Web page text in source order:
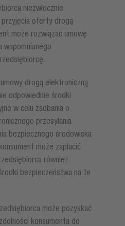
niezwłocznie
oferty drogą
może rozwiązać umowę
wspomnianego
drogą elektroniczną
odpowiednie środki
w celu zadbania o
przesyłania
bezpiecznego środowiska
może zapłacić
również
bezpieczeństwa na te
może pozyskać
konsumenta do